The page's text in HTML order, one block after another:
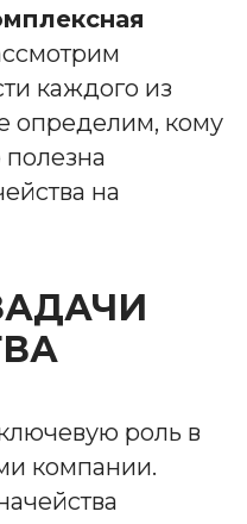
каждого из
определим, кому
на
роль в
компании.